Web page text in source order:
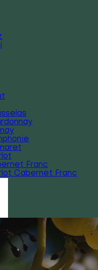
Franc
Cabernet Franc